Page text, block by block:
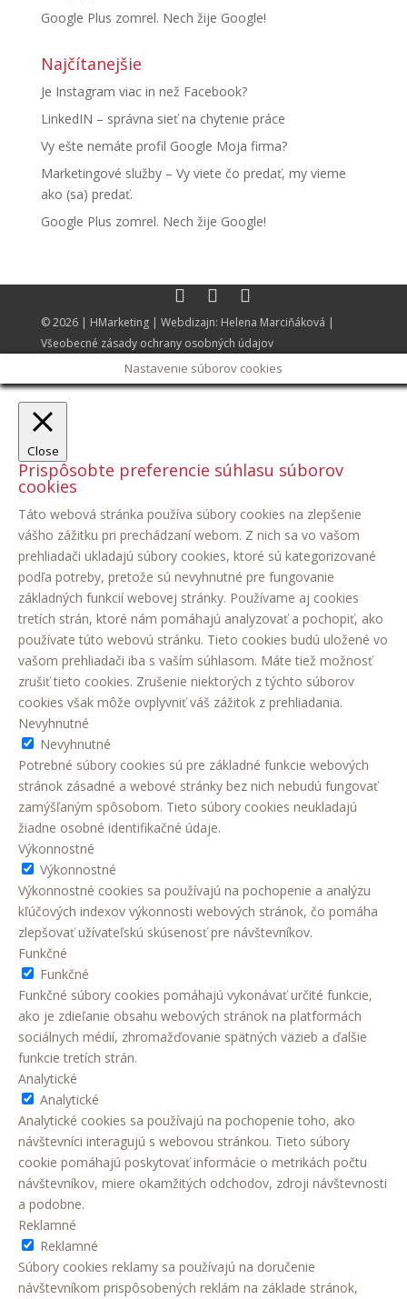
Google Plus zomrel. Nech žije Google!
Najčítanejšie
Je Instagram viac in než Facebook?
LinkedIN – správna sieť na chytenie práce
Vy ešte nemáte profil Google Moja firma?
Marketingové služby – Vy viete čo predať, my vieme
ako (sa) predať.
Google Plus zomrel. Nech žije Google!
© 2026 | HMarketing| Webdizajn: Helena Marciňáková |
Všeobecné zásady ochrany osobných údajov
Nastavenie súborov cookies
Close
Prispôsobte preferencie súhlasu súborov
cookies
Táto webová stránka používa súbory cookies na zlepšenie
vášho zážitku pri prechádzaní webom. Z nich sa vo vašom
prehliadači ukladajú súbory cookies, ktoré sú kategorizované
podľa potreby, pretože sú nevyhnutné pre fungovanie
základných funkcií webovej stránky. Používame aj cookies
tretích strán, ktoré nám pomáhajú analyzovať a pochopiť, ako
používate túto webovú stránku. Tieto cookies budú uložené vo
vašom prehliadači iba s vaším súhlasom. Máte tiež možnosť
zrušiť tieto cookies. Zrušenie niektorých z týchto súborov
cookies však môže ovplyvniť váš zážitok z prehliadania.
Nevyhnutné
Nevyhnutné
Potrebné súbory cookies sú pre základné funkcie webových
stránok zásadné a webové stránky bez nich nebudú fungovať
zamýšľaným spôsobom. Tieto súbory cookies neukladajú
žiadne osobné identifikačné údaje.
Výkonnostné
Výkonnostné
Výkonnostné cookies sa používajú na pochopenie a analýzu
kľúčových indexov výkonnosti webových stránok, čo pomáha
zlepšovať užívateľskú skúsenosť pre návštevníkov.
Funkčné
Funkčné
Funkčné súbory cookies pomáhajú vykonávať určité funkcie,
ako je zdieľanie obsahu webových stránok na platformách
sociálnych médií, zhromažďovanie spätných väzieb a ďalšie
funkcie tretích strán.
Analytické
Analytické
Analytické cookies sa používajú na pochopenie toho, ako
návštevníci interagujú s webovou stránkou. Tieto súbory
cookie pomáhajú poskytovať informácie o metrikách počtu
návštevníkov, miere okamžitých odchodov, zdroji návštevnosti
a podobne.
Reklamné
Reklamné
Súbory cookies reklamy sa používajú na doručenie
návštevníkom prispôsobených reklám na základe stránok,